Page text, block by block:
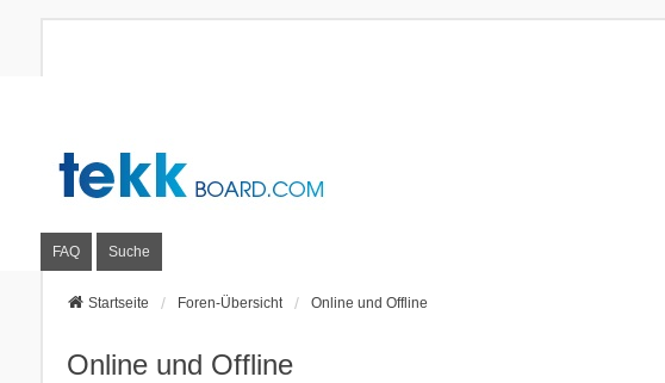
FAQ Suche
Startseite Foren-Übersicht Online und Offline
Online und Offline